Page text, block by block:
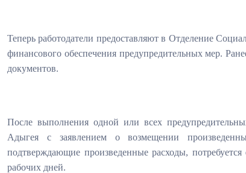
Теперь работодатели предоставляют в Отделение
финансового обеспечения предупредительных мер.
документов.
После выполнения одной или всех
Адыгея с заявлением о возмещении
подтверждающие произведенные расходы, потребуется
рабочих дней.